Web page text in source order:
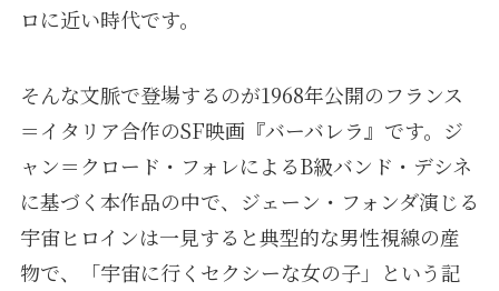
ロに近い時代です。
そんな文脈で登場するのが1968年公開のフランス
＝イタリア合作のSF映画『バーバレラ』です。ジ
ャン＝クロード・フォレによるB級バンド・デシネ
に基づく本作品の中で、ジェーン・フォンダ演じる
宇宙ヒロインは一見すると典型的な男性視線の産
物で、「宇宙に行くセクシーな女の子」という記